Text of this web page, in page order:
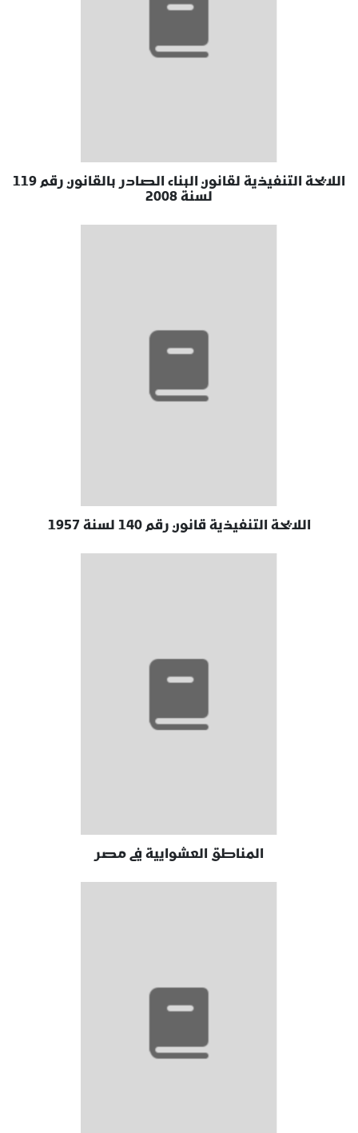
اللايحة التنفيذية لقانون البناء الصادر بالقانون رقم 119
لسنة 2008
اللايحة التنفيذية قانون رقم 140 لسنة 1957
المناطق العشوايية في مصر